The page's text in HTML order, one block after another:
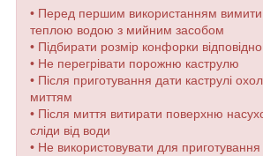
• Перед першим використанням вимити
теплою водою з мийним засобом
• Підбирати розмір конфорки
• Не перегрівати порожню каструлю
• Після приготування дати каструлі
миттям
• Після миття витирати поверхню
сліди від води
• Не використовувати для приготування